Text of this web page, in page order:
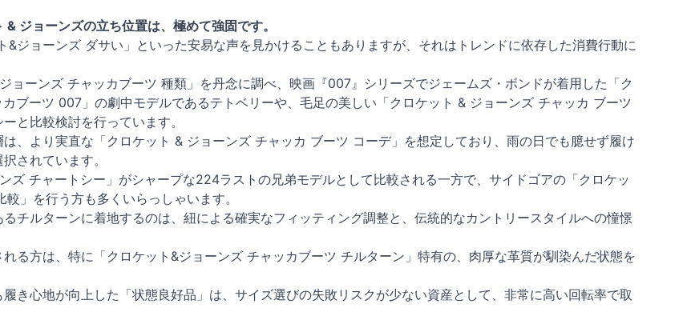
ジョーンズの立ち位置は、極めて強固です。
&ジョーンズ ダサい」といった安易な声を見かけることもありますが、それはトレンドに依存した消費行動に
ョーンズ チャッカブーツ 種類」を丹念に調べ、映画『007』シリーズでジェームズ・ボンドが着用した「ク
ブーツ 007」の劇中モデルであるテトベリーや、毛足の美しい「クロケット & ジョーンズ チャッカ ブーツ
と比較検討を行っています。
、より実直な「クロケット & ジョーンズ チャッカ ブーツ コーデ」を想定しており、雨の日でも臆せず履け
されています。
ズ チャートシー」がシャープな224ラストの兄弟モデルとして比較される一方で、サイドゴアの「クロケッ
」を行う方も多くいらっしゃいます。
チルターンに着地するのは、紐による確実なフィッティング調整と、伝統的なカントリースタイルへの憧憬
る方は、特に「クロケット&ジョーンズ チャッカブーツ チルターン」特有の、肉厚な革質が馴染んだ状態を
き心地が向上した「状態良好品」は、サイズ選びの失敗リスクが少ない資産として、非常に高い回転率で取